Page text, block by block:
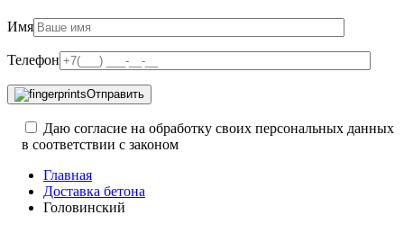
Имя
Телефон
Отправить
Даю согласие на обработку своих персональных данных
в соответствии с законом
Главная
Доставка бетона
Головинский